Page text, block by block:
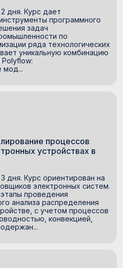
дня. Курс дает
программного
задач
по
ряда технологических
уникальную комбинацию
мод...
процессов
устройствах в
дня. Курс ориентирован на
электронных систем.
проведения
анализа распределения
с учетом процессов
конвекцией,